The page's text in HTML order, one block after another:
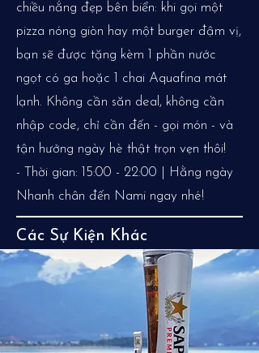
chiều nắng đẹp bên biển: khi gọi một
pizza nóng giòn hay một burger đậm vị,
bạn sẽ được tặng kèm 1 phần nước
ngọt có ga hoặc 1 chai Aquafina mát
lạnh. Không cần săn deal, không cần
nhập code, chỉ cần đến - gọi món - và
tận hưởng ngày hè thật trọn vẹn thôi!
- Thời gian: 15:00 - 22:00 | Hằng ngày
Nhanh chân đến Nami ngay nhé!
Các Sự Kiện Khác